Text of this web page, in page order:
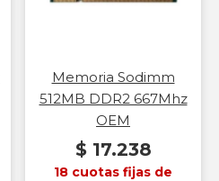
Memoria Sodimm
512MB DDR2 667Mhz
OEM
$ 17.238
18 cuotas fijas de